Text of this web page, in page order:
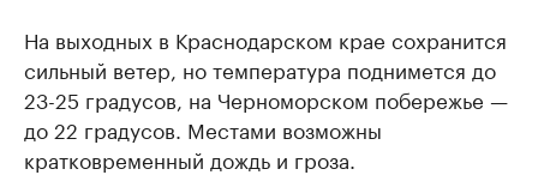
На выходных в Краснодарском крае сохранится
сильный ветер, но температура поднимется до
23-25 градусов, на Черноморском побережье —
до 22 градусов. Местами возможны
кратковременный дождь и гроза.